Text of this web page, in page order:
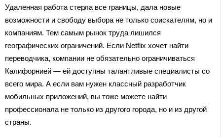
Удаленная работа стерла все границы, дала новые
возможности и свободу выбора не только соискателям, но и
компаниям. Тем самым рынок труда лишился
географических ограничений. Если Netflix хочет найти
переводчика, компании не обязательно ограничиваться
Калифорнией — ей доступны талантливые специалисты со
всего мира. А если вам нужен классный разработчик
мобильных приложений, вы тоже можете найти
профессионала не только из другого города, но и из другой
страны.